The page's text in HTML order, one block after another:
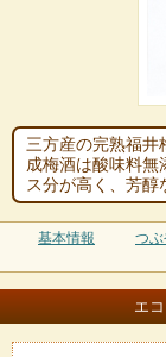
三方産の完熟福井
成梅酒は酸味料無
ス分が高く、芳醇
基本情報 つぶ
エ